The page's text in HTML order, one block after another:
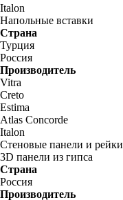
Italon
Напольные вставки
Страна
Турция
Россия
Производитель
Vitra
Creto
Estima
Atlas Concorde
Italon
Стеновые панели и рейки
3D панели из гипса
Страна
Россия
Производитель